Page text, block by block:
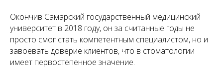
Окончив Самарский государственный медицинский
университет в 2018 году, он за считанные годы не
просто смог стать компетентным специалистом, но и
завоевать доверие клиентов, что в стоматологии
имеет первостепенное значение.